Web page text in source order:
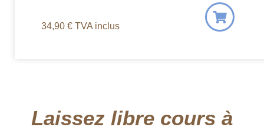
34,90 € TVA inclus
Laissez libre cours à